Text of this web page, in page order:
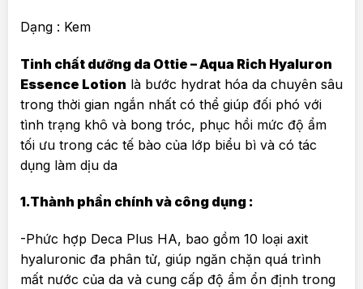
Dạng : Kem
Tinh chất dưỡng da Ottie – Aqua Rich Hyaluron
Essence Lotion là bước hydrat hóa da chuyên sâu
trong thời gian ngắn nhất có thể giúp đối phó với
tình trạng khô và bong tróc, phục hồi mức độ ẩm
tối ưu trong các tế bào của lớp biểu bì và có tác
dụng làm dịu da
1.Thành phần chính và công dụng :
-Phức hợp Deca Plus HA, bao gồm 10 loại axit
hyaluronic đa phân tử, giúp ngăn chặn quá trình
mất nước của da và cung cấp độ ẩm ổn định trong